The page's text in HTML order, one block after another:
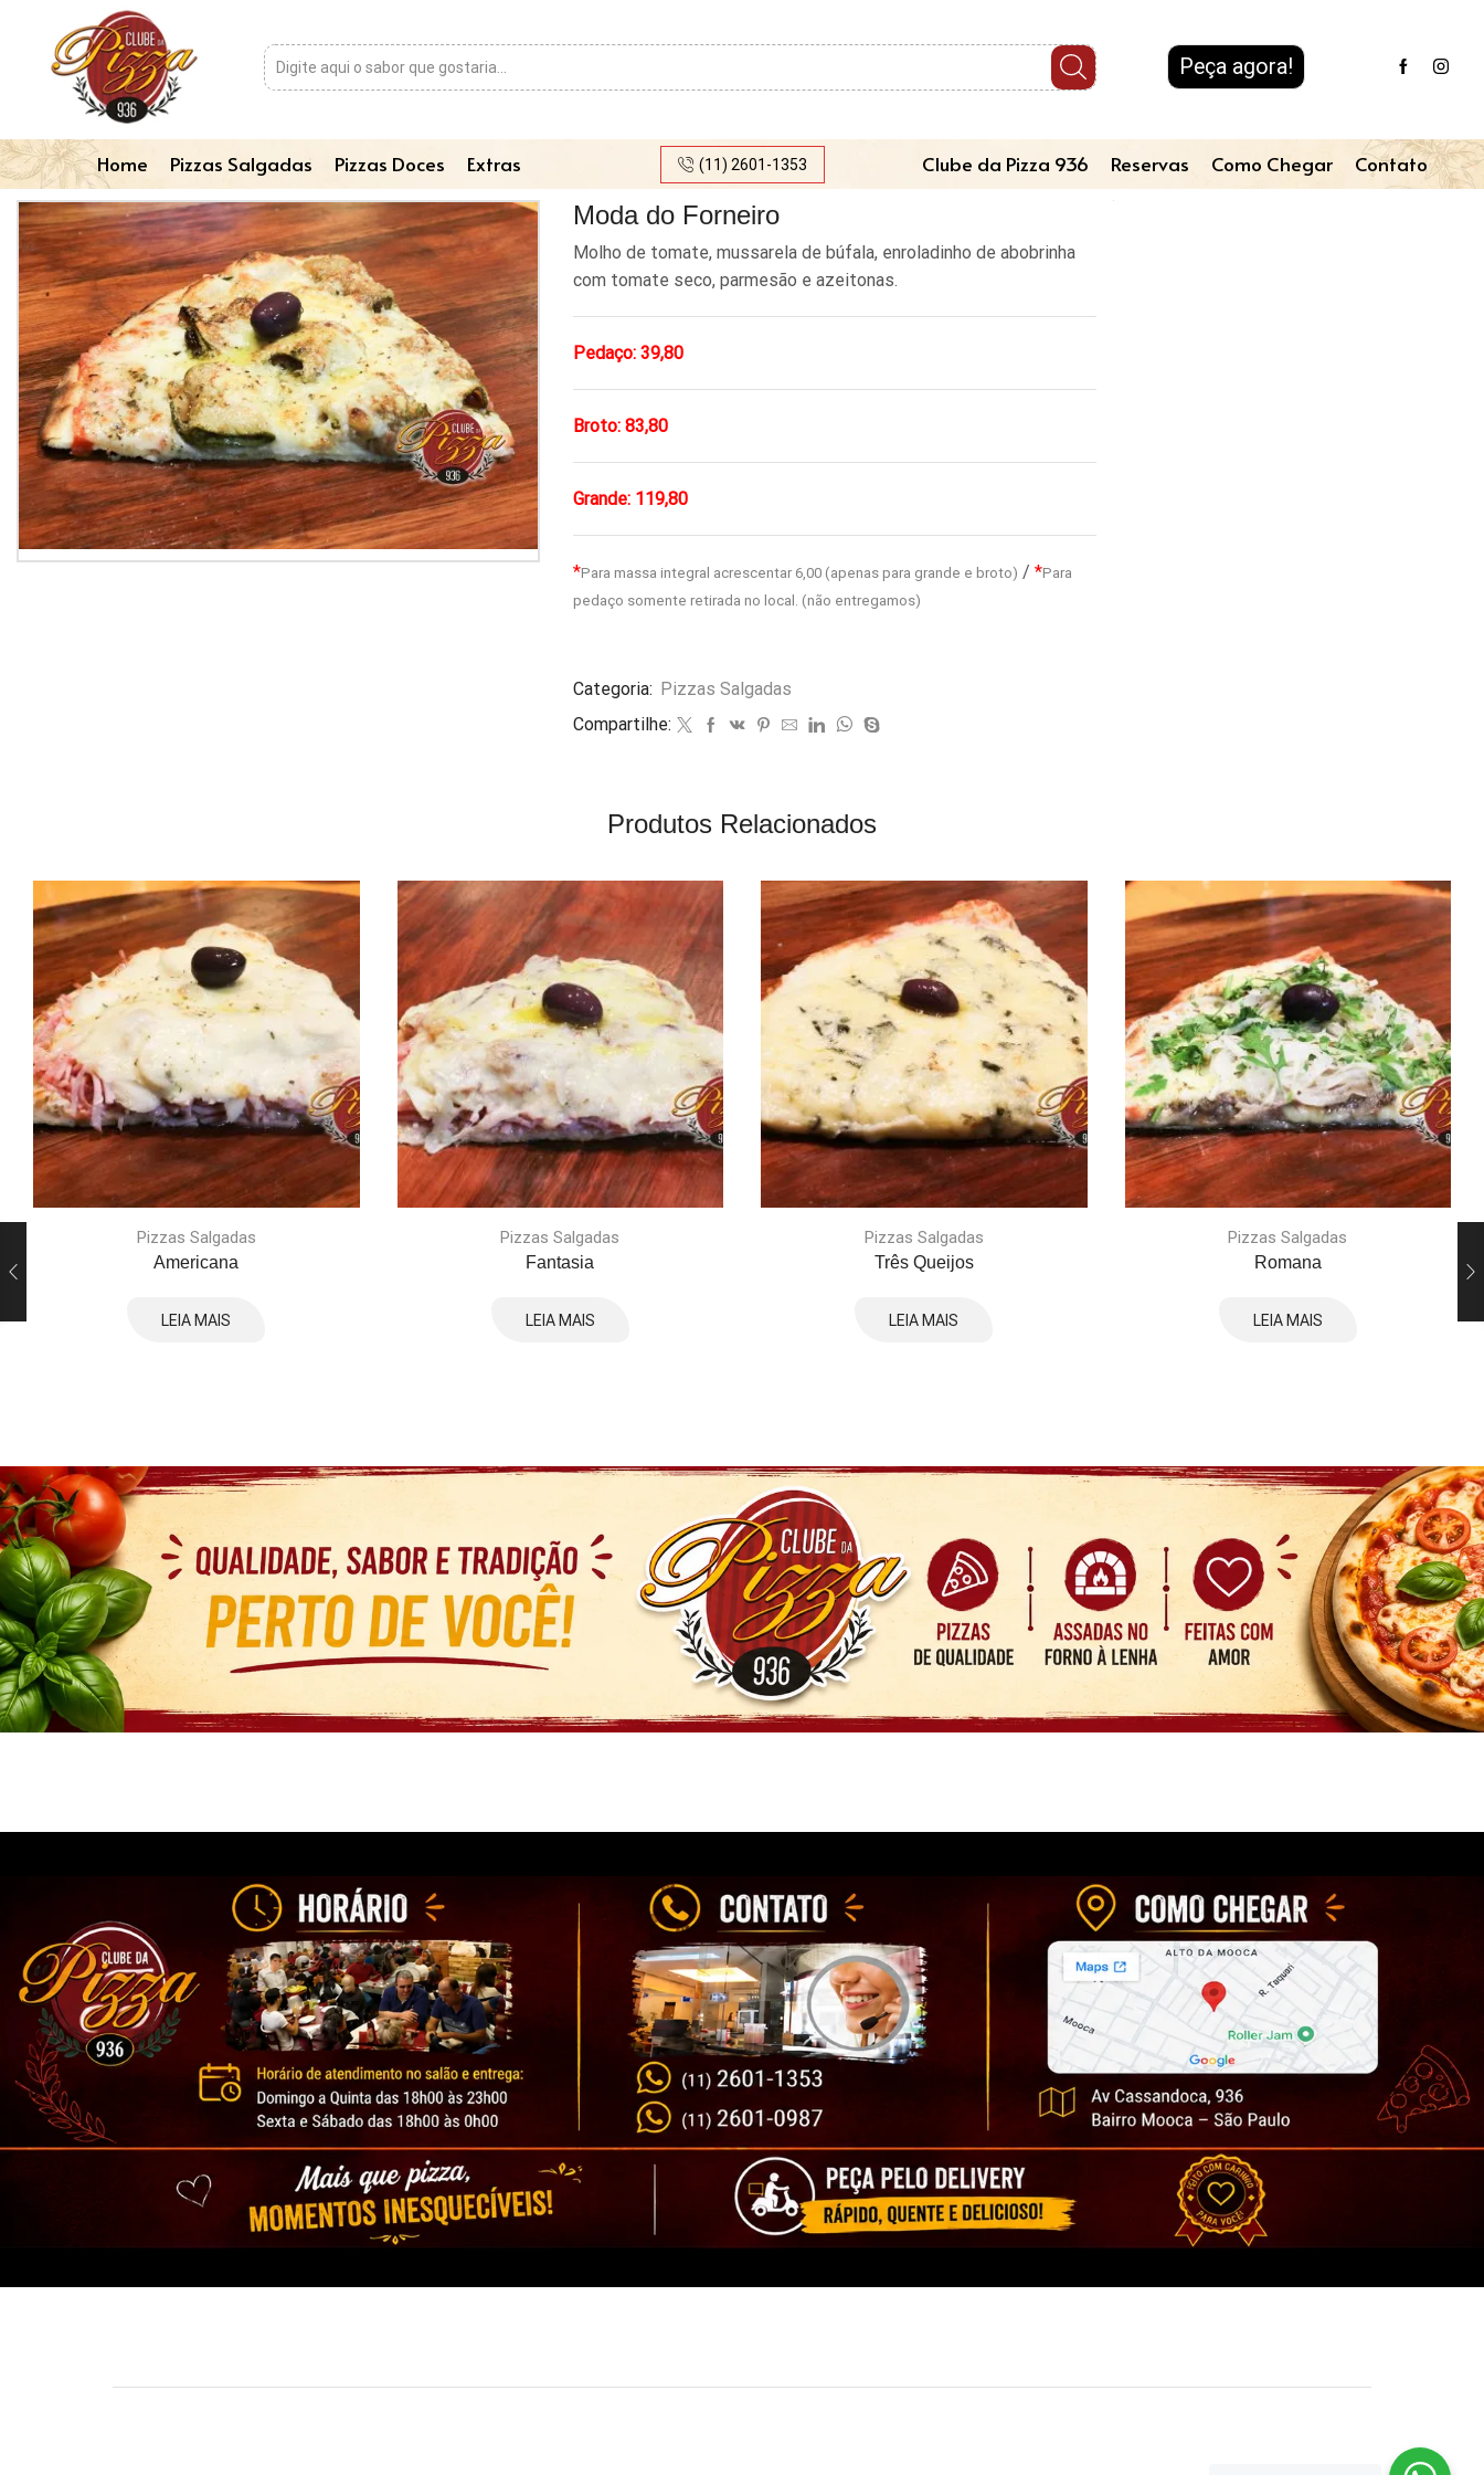
Peça agora!
Home Pizzas Salgadas Pizzas Doces Extras (11) 2601-1353 Clube da Pizza 936 Reservas Como Chegar Contato
Moda do Forneiro
Molho de tomate, mussarela de búfala, enroladinho de abobrinha
com tomate seco, parmesão e azeitonas.
Pedaço: 39,80
Broto: 83,80
Grande: 119,80
*Para massa integral acrescentar 6,00 (apenas para grande e broto) / *Para
pedaço somente retirada no local. (não entregamos)
Categoria: Pizzas Salgadas
Compartilhe:
Produtos Relacionados
Pizzas Salgadas
Americana
LEIA MAIS
Pizzas Salgadas
Fantasia
LEIA MAIS
Pizzas Salgadas
Três Queijos
LEIA MAIS
Pizzas Salgadas
Romana
LEIA MAIS